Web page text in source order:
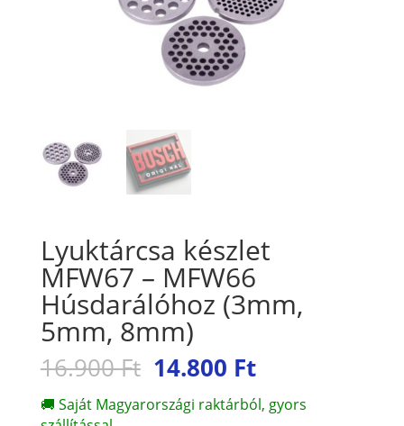
Lyuktárcsa készlet
MFW67 – MFW66
Húsdarálóhoz (3mm,
5mm, 8mm)
16.900Ft Original
price
was:
14.800 FtCurrent
price
is:
🚚 Saját Magyarországi raktárból, gyors